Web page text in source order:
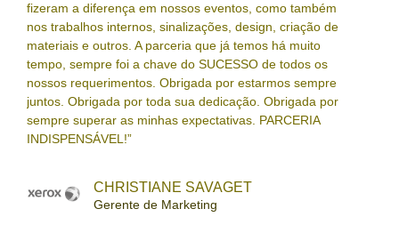
fizeram a diferença em nossos eventos, como também
nos trabalhos internos, sinalizações, design, criação de
materiais e outros. A parceria que já temos há muito
tempo, sempre foi a chave do SUCESSO de todos os
nossos requerimentos. Obrigada por estarmos sempre
juntos. Obrigada por toda sua dedicação. Obrigada por
sempre superar as minhas expectativas. PARCERIA
INDISPENSÁVEL!”
CHRISTIANE SAVAGET
Gerente de Marketing